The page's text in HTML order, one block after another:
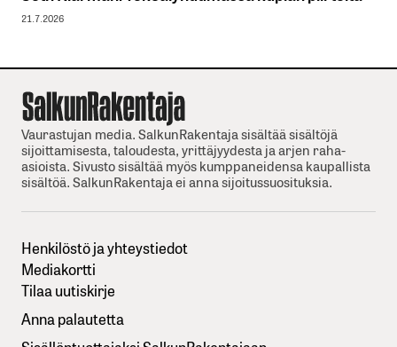
21.7.2026
Vaurastujan media. SalkunRakentaja sisältää sisältöjä
sijoittamisesta, taloudesta, yrittäjyydesta ja arjen raha-
asioista. Sivusto sisältää myös kumppaneidensa kaupallista
sisältöä. SalkunRakentaja ei anna sijoitussuosituksia.
Henkilöstö ja yhteystiedot
Mediakortti
Tilaa uutiskirje
Anna palautetta